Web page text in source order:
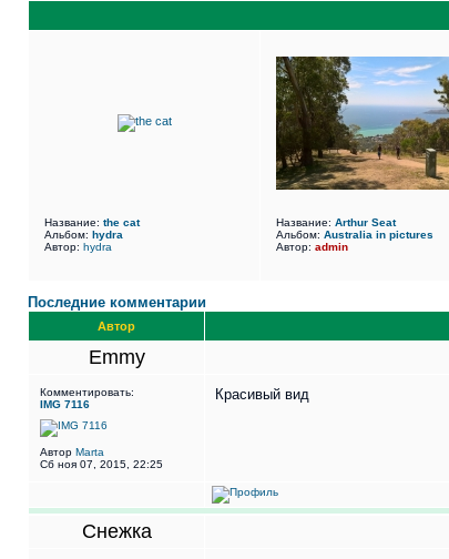
Название: the cat
Альбом: hydra
Автор: hydra
Название: Arthur Seat
Альбом: Australia in pictures
Автор: admin
Последние комментарии
Автор
Emmy
Комментировать:
IMG 7116
Автор Marta
Сб ноя 07, 2015, 22:25
Красивый вид
Снежка